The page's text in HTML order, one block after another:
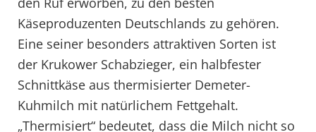
Käseproduzenten Deutschlands zu gehören.
Eine seiner besonders attraktiven Sorten ist
der Krukower Schabzieger, ein halbfester
Schnittkäse aus thermisierter Demeter-
Kuhmilch mit natürlichem Fettgehalt.
„Thermisiert“ bedeutet, dass die Milch nicht so